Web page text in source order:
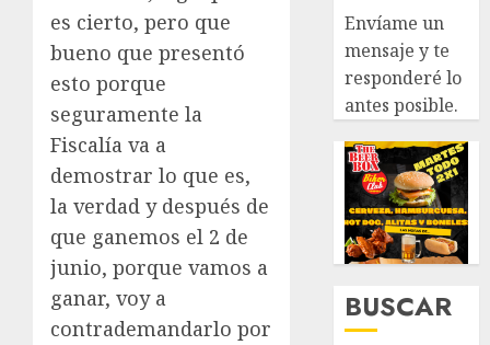
es cierto, pero que
bueno que presentó
esto porque
seguramente la
Fiscalía va a
demostrar lo que es,
la verdad y después de
que ganemos el 2 de
junio, porque vamos a
ganar, voy a
contrademandarlo por
Envíame un
mensaje y te
responderé lo
antes posible.
BUSCAR